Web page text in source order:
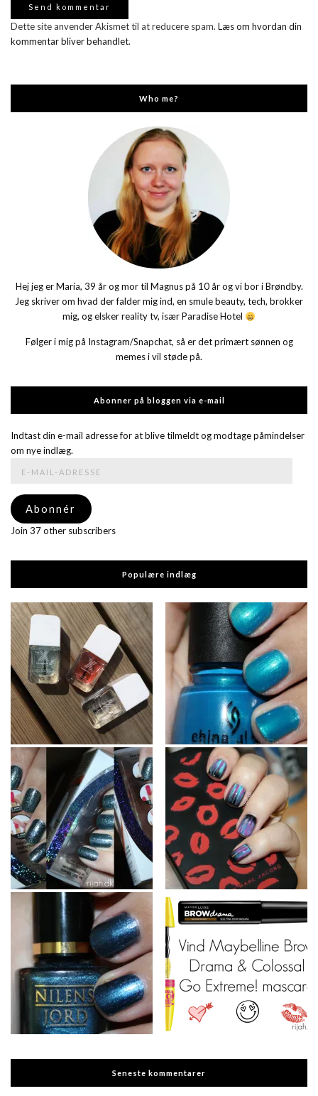
Dette site anvender Akismet til at reducere spam. Læs om hvordan din
kommentar bliver behandlet.
Who me?
Hej jeg er Maria, 39 år og mor til Magnus på 10 år og vi bor i Brøndby.
Jeg skriver om hvad der falder mig ind, en smule beauty, tech, brokker
mig, og elsker reality tv, især Paradise Hotel
Følger i mig på Instagram/Snapchat, så er det primært sønnen og
memes i vil støde på.
Abonner på bloggen via e-mail
Indtast din e-mail adresse for at blive tilmeldt og modtage påmindelser
om nye indlæg.
adresse
Abonnér
Join 37 other subscribers
Populære indlæg
Seneste kommentarer